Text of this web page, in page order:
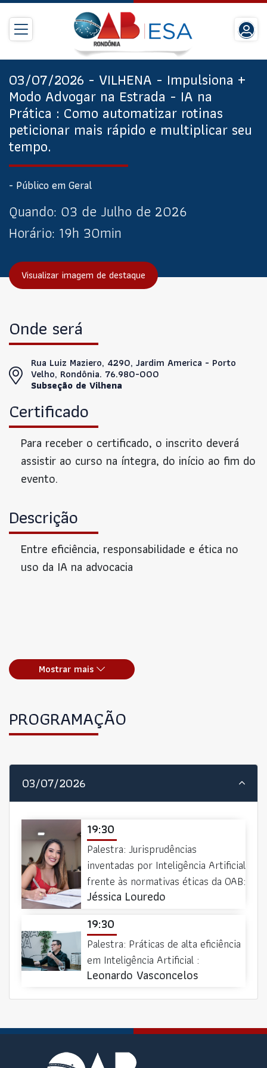
03/07/2026 - VILHENA - Impulsiona +
Modo Advogar na Estrada - IA na
Prática : Como automatizar rotinas
peticionar mais rápido e multiplicar seu
tempo.
- Público em Geral
Quando: 03 de Julho de 2026
Horário: 19h 30min
Visualizar imagem de destaque
Onde será
Rua Luiz Maziero, 4290, Jardim America - Porto
Velho, Rondônia. 76.980-000
Subseção de Vilhena
Certificado
Para receber o certificado, o inscrito deverá
assistir ao curso na íntegra, do início ao fim do
evento.
Descrição
Entre eficiência, responsabilidade e ética no
uso da IA na advocacia
Mostrar mais
PROGRAMAÇÃO
03/07/2026
19:30
Palestra: Jurisprudências
inventadas por Inteligência Artificial
frente às normativas éticas da OAB:
Jéssica Louredo
19:30
Palestra: Práticas de alta eficiência
em Inteligência Artificial :
Leonardo Vasconcelos